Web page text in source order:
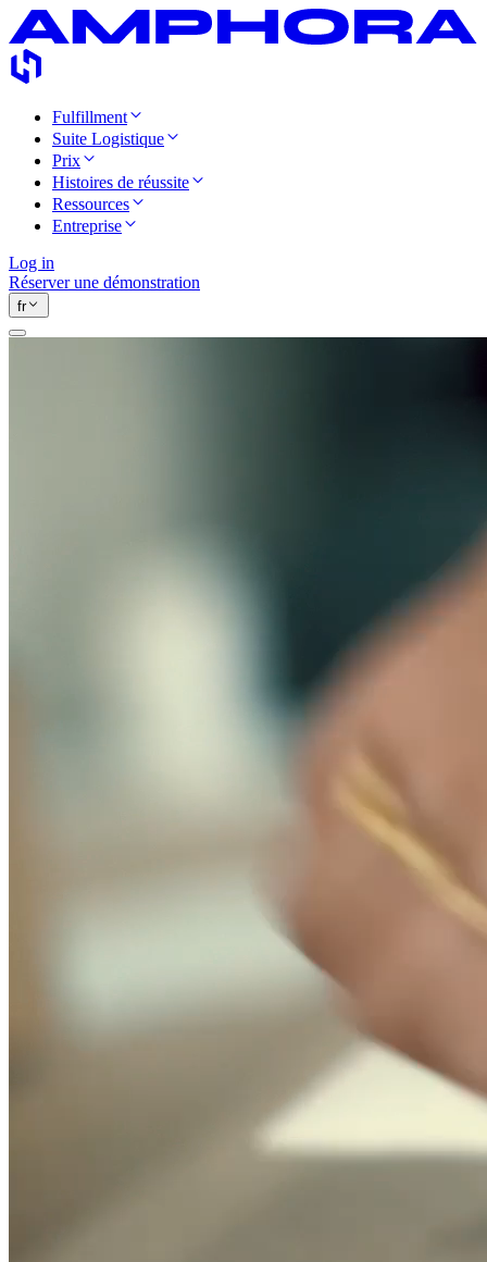
Fulfillment
Suite Logistique
Prix
Histoires de réussite
Ressources
Entreprise
Log in
Réserver une démonstration
fr